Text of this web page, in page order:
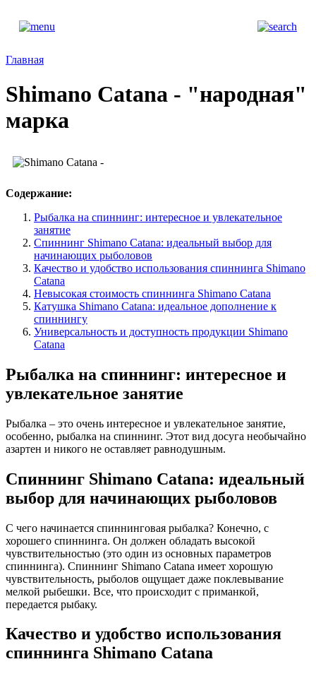
Главная
Shimano Catana - "народная"
марка
Содержание:
Рыбалка на спиннинг: интересное и увлекательное
занятие
Спиннинг Shimano Catana: идеальный выбор для
начинающих рыболовов
Качество и удобство использования спиннинга Shimano
Catana
Невысокая стоимость спиннинга Shimano Catana
Катушка Shimano Catana: идеальное дополнение к
спиннингу
Универсальность и доступность продукции Shimano
Catana
Рыбалка на спиннинг: интересное и
увлекательное занятие
Рыбалка – это очень интересное и увлекательное занятие,
особенно, рыбалка на спиннинг. Этот вид досуга необычайно
азартен и никого не оставляет равнодушным.
Спиннинг Shimano Catana: идеальный
выбор для начинающих рыболовов
С чего начинается спиннинговая рыбалка? Конечно, с
хорошего спиннинга. Он должен обладать высокой
чувствительностью (это один из основных параметров
спиннинга). Спиннинг Shimano Catana имеет хорошую
чувствительность, рыболов ощущает даже поклевывание
мелкой рыбешки. Все, что происходит с приманкой,
передается рыбаку.
Качество и удобство использования
спиннинга Shimano Catana